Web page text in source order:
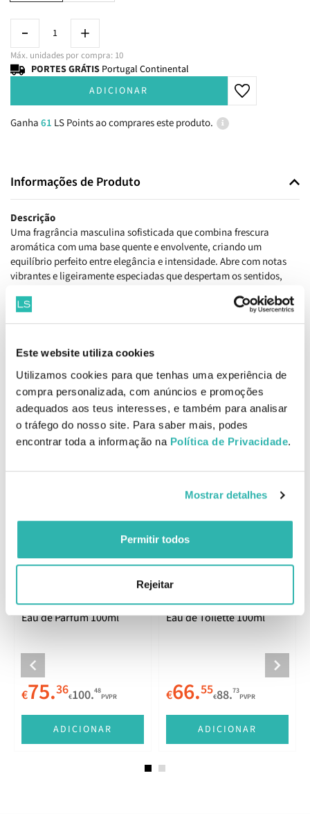
Este website utiliza cookies
Utilizamos cookies para que tenhas uma experiência de
compra personalizada, com anúncios e promoções
adequados aos teus interesses, e também para analisar
o tráfego do nosso site. Para saber mais, podes
encontrar toda a informação na Política de Privacidade.
Mostrar detalhes
Permitir todos
Rejeitar
Máx. unidades por compra: 10
PORTES GRÁTIS Portugal Continental
ADICIONAR
Ganha61 LS Points ao comprares este produto.
Informações de Produto
Descrição
Uma fragrância masculina sofisticada que combina frescura
aromática com uma base quente e envolvente, criando um
equilíbrio perfeito entre elegância e intensidade. Abre com notas
vibrantes e ligeiramente especiadas que despertam os sentidos,
numa base profunda e sedutora. Ideal para quem procura um
aroma moderno e marcante, acompanha-te em qualquer ocasião
Notas de topo: bergamota, pimenta preta.
Notas de coração: lavanda, flor de laranjeira.
Notas de fundo: benjoim, patchouli.
Como aplicar
Aplicar numa área aberta e criar uma névoa em redor do corpo
Produtos Relacionados
Jimmy Choo Urban Hero
Eau de Parfum 100ml
€75.36€100.48
PVPR
ADICIONAR
Jimmy Choo Man Aqua
Eau de Toilette 100ml
€66.55€88.73
PVPR
ADICIONAR